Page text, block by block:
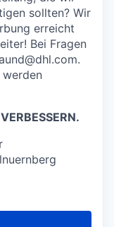
sollten? Wir
erreicht
Bei Fragen